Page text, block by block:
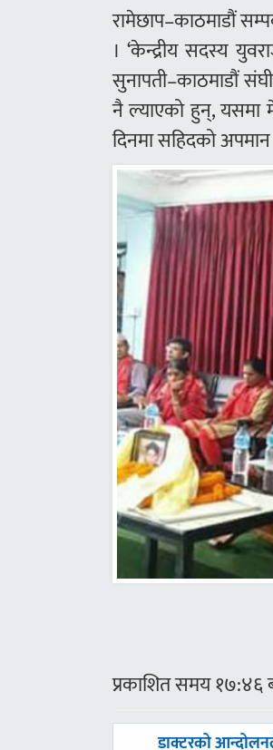
रामेछाप–काठमाडौं
। ‘केन्द्रीय सदस्य
सुनापती–काठमाडौं
नै ल्याएको हुन्, यसमा
दिनमा सहिदको
प्रकाशित समय
पछिल्लाे
डाक्टरको